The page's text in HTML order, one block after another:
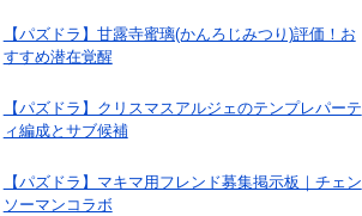
【パズドラ】甘露寺蜜璃(かんろじみつり)評価！お
すすめ潜在覚醒
【パズドラ】クリスマスアルジェのテンプレパーテ
ィ編成とサブ候補
【パズドラ】マキマ用フレンド募集掲示板｜チェン
ソーマンコラボ